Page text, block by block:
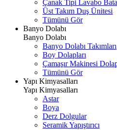
Çanak Tipi Lavabo
Üst Takım Duş Ünitesi
Tümünü Gör
Banyo Dolabı
Banyo Dolabı
Banyo Dolabı Takımları
Boy Dolapları
Çamaşır Makinesi
Tümünü Gör
Yapı Kimyasalları
Yapı Kimyasalları
Astar
Boya
Derz Dolgular
Seramik Yapıştırıcı